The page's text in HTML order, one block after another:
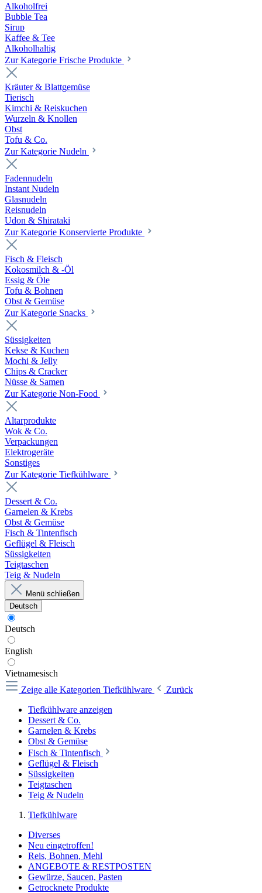
Alkoholfrei
Bubble Tea
Sirup
Kaffee & Tee
Alkoholhaltig
Zur Kategorie Frische Produkte
Kräuter & Blattgemüse
Tierisch
Kimchi & Reiskuchen
Wurzeln & Knollen
Obst
Tofu & Co.
Zur Kategorie Nudeln
Fadennudeln
Instant Nudeln
Glasnudeln
Reisnudeln
Udon & Shirataki
Zur Kategorie Konservierte Produkte
Fisch & Fleisch
Kokosmilch & -Öl
Essig & Öle
Tofu & Bohnen
Obst & Gemüse
Zur Kategorie Snacks
Süssigkeiten
Kekse & Kuchen
Mochi & Jelly
Chips & Cracker
Nüsse & Samen
Zur Kategorie Non-Food
Altarprodukte
Wok & Co.
Verpackungen
Elektrogeräte
Sonstiges
Zur Kategorie Tiefkühlware
Dessert & Co.
Garnelen & Krebs
Obst & Gemüse
Fisch & Tintenfisch
Geflügel & Fleisch
Süssigkeiten
Teigtaschen
Teig & Nudeln
Menü schließen
Deutsch
Deutsch
English
Vietnamesisch
Zeige alle Kategorien Tiefkühlware
Zurück
Tiefkühlware anzeigen
Dessert & Co.
Garnelen & Krebs
Obst & Gemüse
Fisch & Tintenfisch
Geflügel & Fleisch
Süssigkeiten
Teigtaschen
Teig & Nudeln
Tiefkühlware
Diverses
Neu eingetroffen!
Reis, Bohnen, Mehl
ANGEBOTE & RESTPOSTEN
Gewürze, Saucen, Pasten
Getrocknete Produkte